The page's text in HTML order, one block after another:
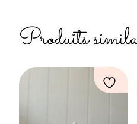
Produits